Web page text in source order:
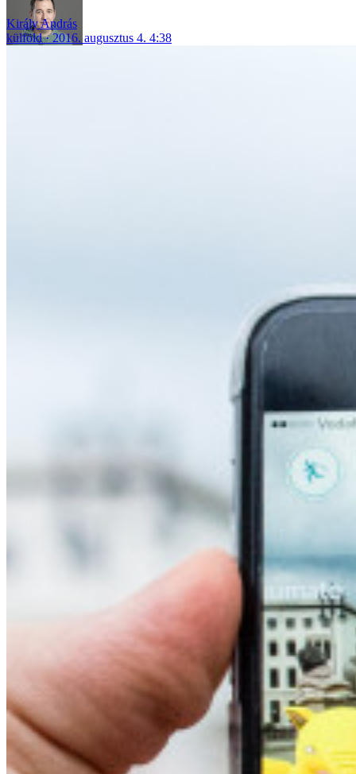
Király András
külföld
2016. augusztus 4. 4:38